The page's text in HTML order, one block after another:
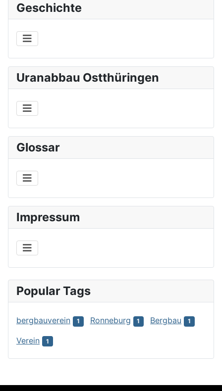
Geschichte
Uranabbau Ostthüringen
Glossar
Impressum
Popular Tags
bergbauverein 1 Ronneburg 1 Bergbau 1
Verein 1